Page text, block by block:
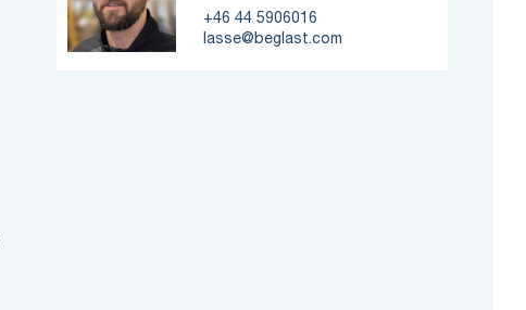
+46 44 5906016
lasse@beglast.com